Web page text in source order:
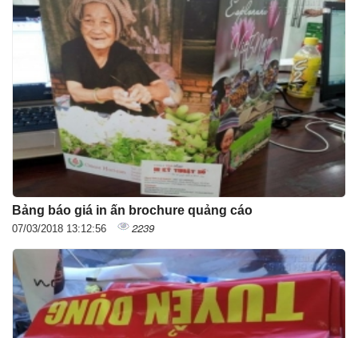
Bảng báo giá in ấn brochure quảng cáo
07/03/2018 13:12:56 2239